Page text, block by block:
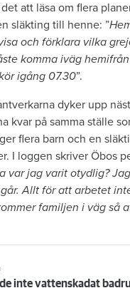
att läsa om flera
släkting till henne: ”
och förklara vilka
komma iväg
igång 07.30”.
dyker upp
kvar på samma ställe
flera barn och en
I loggen skriver Öbos
var jag varit otydlig?
Allt för att arbetet
familjen i väg så